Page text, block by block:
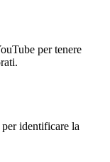
per tenere
identificare la